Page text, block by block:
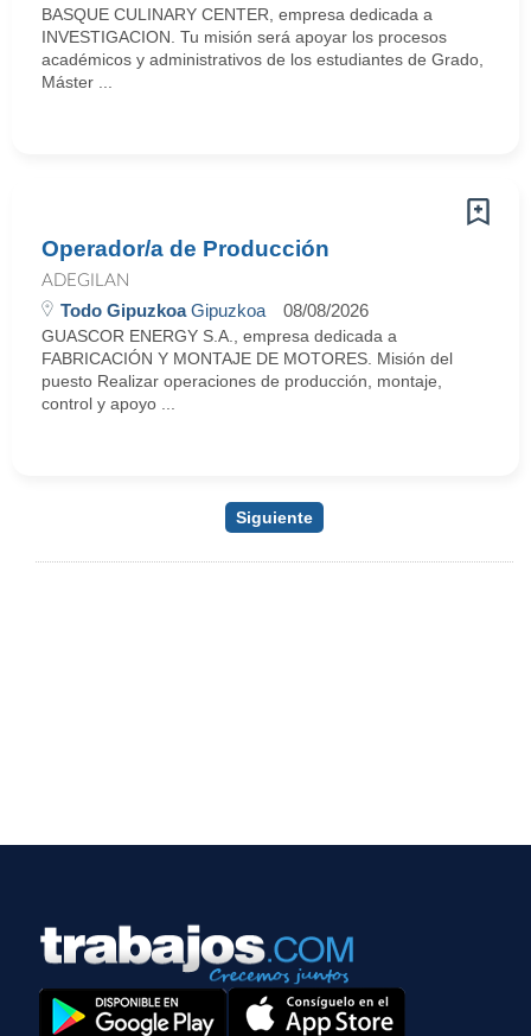
BASQUE CULINARY CENTER, empresa dedicada a
INVESTIGACION. Tu misión será apoyar los procesos
académicos y administrativos de los estudiantes de Grado,
Máster ...
Operador/a de Producción
ADEGILAN
Todo GipuzkoaGipuzkoa 08/08/2026
GUASCOR ENERGY S.A., empresa dedicada a
FABRICACIÓN Y MONTAJE DE MOTORES. Misión del
puesto Realizar operaciones de producción, montaje,
control y apoyo ...
Siguiente